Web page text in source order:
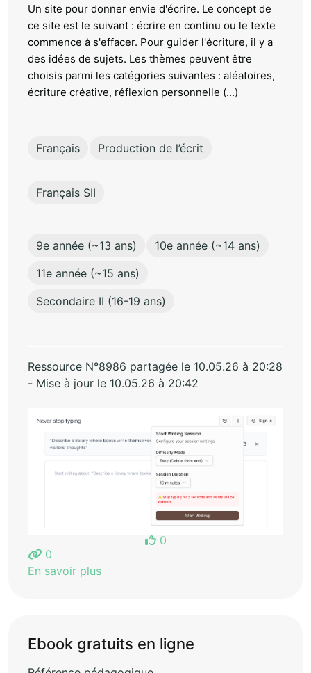
Un site pour donner envie d'écrire. Le concept de
ce site est le suivant : écrire en continu ou le texte
commence à s'effacer. Pour guider l'écriture, il y a
des idées de sujets. Les thèmes peuvent être
choisis parmi les catégories suivantes : aléatoires,
écriture créative, réflexion personnelle (...)
Français Production de l’écrit
Français SII
9e année (~13 ans)
10e année (~14 ans)
11e année (~15 ans)
Secondaire II (16-19 ans)
Ressource N°8986 partagée le 10.05.26 à 20:28
- Mise à jour le 10.05.26 à 20:42
0
0
En savoir plus
Ebook gratuits en ligne